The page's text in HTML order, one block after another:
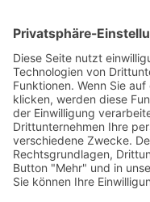
Teilnehmer